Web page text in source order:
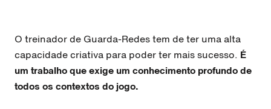
O treinador de Guarda-Redes tem de ter uma alta
capacidade criativa para poder ter mais sucesso. É
um trabalho que exige um conhecimento profundo de
todos os contextos do jogo.